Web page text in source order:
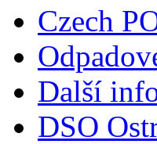
Czech
Další
DSO